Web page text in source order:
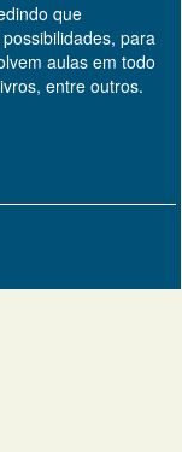
que
para
aulas em todo
entre outros.